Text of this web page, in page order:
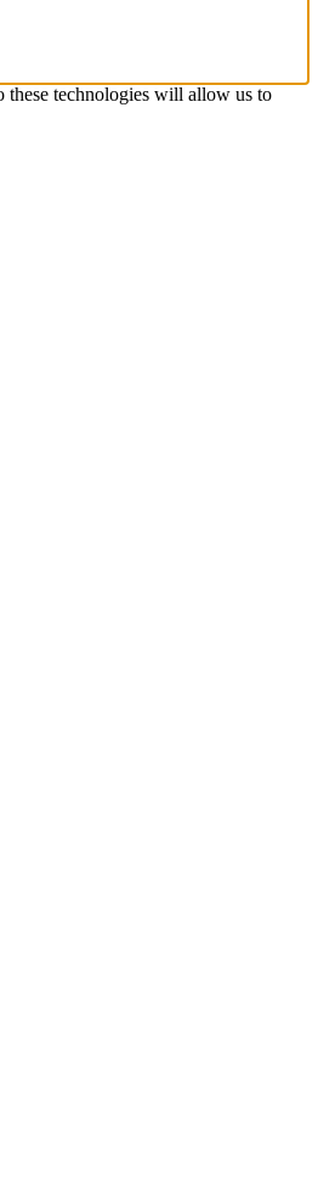
these technologies will allow us to